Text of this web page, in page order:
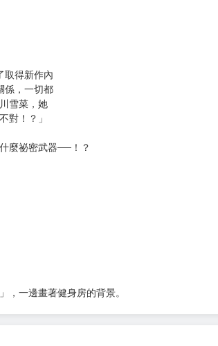
愛喜劇，就此拉開序幕！
職業人士一
煩惱──將
得新作內
，一切都
對！？」
麼祕密武器──！？